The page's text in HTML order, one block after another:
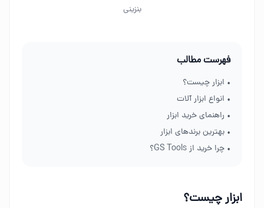
بنزینی
فهرست مطالب
• ابزار چیست؟
• انواع ابزار آلات
• راهنمای خرید ابزار
• بهترین برندهای ابزار
• چرا خرید از GS Tools؟
ابزار چیست؟